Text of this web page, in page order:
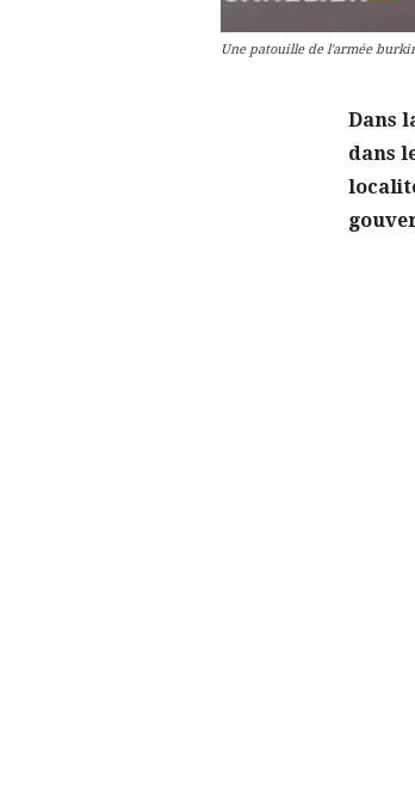
Une patouille de l'armée
Dans
dans